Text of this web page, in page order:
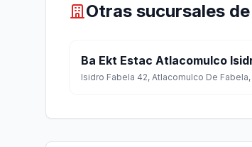
Otras sucursales
Ba Ekt Estac Atlacomulco